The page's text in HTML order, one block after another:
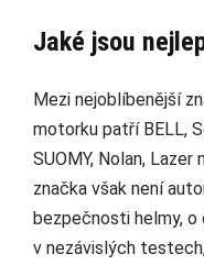
Jaké jsou
Mezi nejoblíbenější
motorku patří BELL,
SUOMY, Nolan,
značka však není
bezpečnosti helmy,
v nezávislých